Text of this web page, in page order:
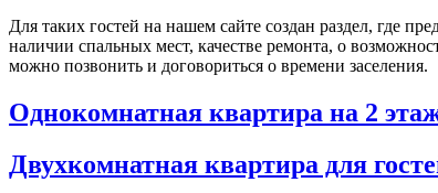
Для таких гостей на нашем сайте создан раздел, где
наличии спальных мест, качестве ремонта, о
можно позвонить и договориться о времени заселения.
Однокомнатная квартира на 2
Двухкомнатная квартира для